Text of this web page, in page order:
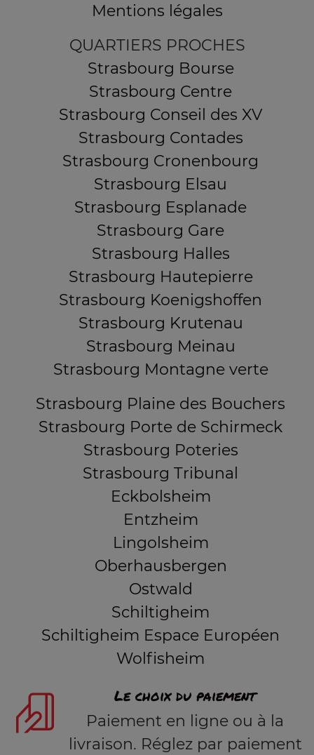
Mentions légales
QUARTIERS PROCHES
Strasbourg Bourse
Strasbourg Centre
Strasbourg Conseil des XV
Strasbourg Contades
Strasbourg Cronenbourg
Strasbourg Elsau
Strasbourg Esplanade
Strasbourg Gare
Strasbourg Halles
Strasbourg Hautepierre
Strasbourg Koenigshoffen
Strasbourg Krutenau
Strasbourg Meinau
Strasbourg Montagne verte
Strasbourg Plaine des Bouchers
Strasbourg Porte de Schirmeck
Strasbourg Poteries
Strasbourg Tribunal
Eckbolsheim
Entzheim
Lingolsheim
Oberhausbergen
Ostwald
Schiltigheim
Schiltigheim Espace Européen
Wolfisheim
Le choix du paiement
Paiement en ligne ou à la
livraison. Réglez par paiement